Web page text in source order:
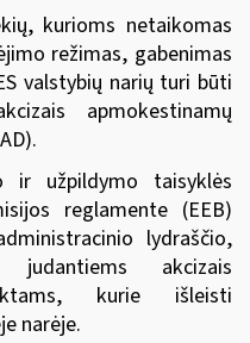
kurioms netaikomas
režimas, gabenimas
valstybių narių turi būti
apmokestinamų
ir užpildymo taisyklės
reglamente (EEB)
lydraščio,
akcizais
kurie išleisti
narėje.